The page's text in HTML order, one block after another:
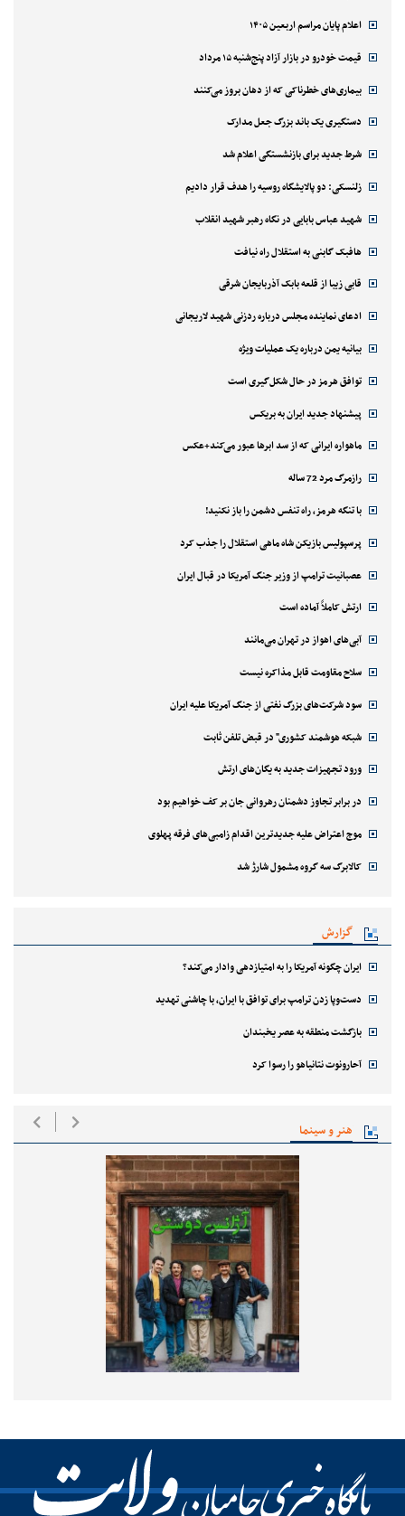
اعلام پایان مراسم اربعین ۱۴۰۵
قیمت خودرو در بازار آزاد پنج‌شنبه ۱۵ مرداد
بیماری‌های خطرناکی که از دهان بروز می‌کنند
دستگیری یک باند بزرگ جعل مدارک
شرط جدید برای بازنشستگی اعلام شد
زلنسکی: دو پالایشگاه روسیه را هدف قرار دادیم
شهید عباس بابایی در نگاه رهبر شهید انقلاب
هافبک گابنی به استقلال راه نیافت
قابی زیبا از قلعه بابک آذربایجان شرقی
ادعای نماینده مجلس درباره ردزنی شهید لاریجانی
بیانیه یمن درباره یک عملیات ویژه
توافق هرمز در حال شکل‌گیری است
پیشنهاد جدید ایران به بریکس
ماهواره ایرانی که از سد ابرها عبور می‌کند+عکس
رازمرگ مرد 72 ساله
با تنگه هرمز، راه تنفس دشمن را باز نکنید!
پرسپولیس بازیکن شاه ماهی استقلال را جذب کرد
عصبانیت ترامپ از وزیر جنگ آمریکا در قبال ایران
ارتش کاملاً آماده است
آبی‌های اهواز در تهران می‌مانند
سلاح مقاومت قابل مذاکره نیست
سود شرکت‌های بزرگ نفتی از جنگ آمریکا علیه ایران
شبکه هوشمند کشوری" در قبض تلفن ثابت
ورود تجهیزات جدید به یگان‌های ارتش
در برابر تجاوز دشمنان رهروانی جان بر کف خواهیم بود
موج اعتراض علیه جدیدترین اقدام زامبی‌های فرقه پهلوی
کالابرگ سه گروه مشمول شارژ شد
گزارش
ایران چگونه آمریکا را به امتیازدهی وادار می‌کند؟
دست‌وپا زدن ترامپ برای توافق با ایران، با چاشنی تهدید
بازگشت منطقه به عصر یخبندان
آحارونوت نتانیاهو را رسوا کرد
هنر و سینما